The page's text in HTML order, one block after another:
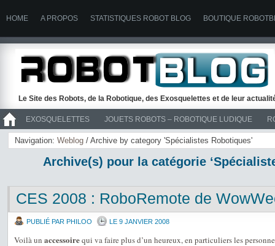
HOME A PROPOS STATISTIQUES ROBOT BLOG BOUTIQUE
Le Site des Robots, de la Robotique, des Exosquelettes et de leur
EXOSQUELETTES JOUETS ROBOTS – ROBOTIQUE LUDIQUE
>> ROBOTS
Navigation: Weblog / Archive by category 'Spécialistes Robotiques'
Archive(s) pour la catégorie
CES 2008 : RoboRemote de
PUBLIÉ PAR PHILOO LE 9 JANVIER 2008
Voilà un accessoirequi va faire plus d’un heureux, en particuliers les